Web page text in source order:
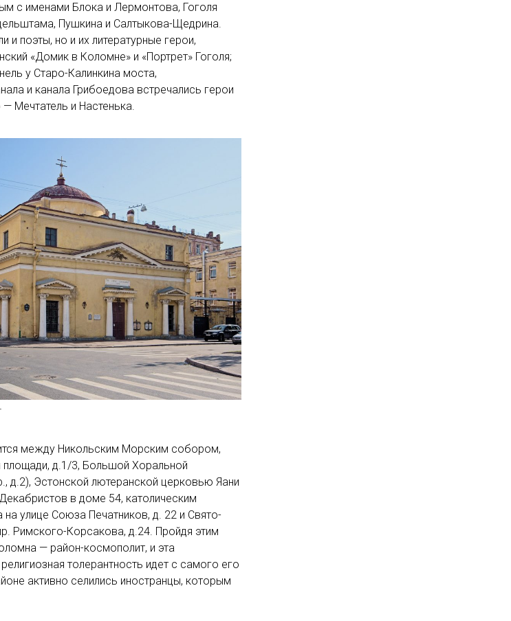
с именами Блока и Лермонтова, Гоголя
Пушкина и Салтыкова-Щедрина.
и поэты, но и их литературные герои,
«Домик в Коломне» и «Портрет» Гоголя;
у Старо-Калинкина моста,
и канала Грибоедова встречались герои
Мечтатель и Настенька.
между Никольским Морским собором,
площади, д.1/3, Большой Хоральной
д.2), Эстонской лютеранской церковью Яани
в доме 54, католическим
улице Союза Печатников, д. 22 и Свято-
Римского-Корсакова, д.24. Пройдя этим
— район-космополит, и эта
толерантность идет с самого его
активно селились иностранцы, которым